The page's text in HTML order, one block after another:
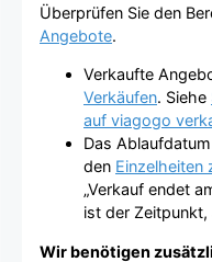
Überprüfen Sie den
Angebote.
Verkaufte
Verkäufen. Siehe
auf viagogo
Das
den Einzelheiten
„Verkauf endet
ist der
Wir benötigen